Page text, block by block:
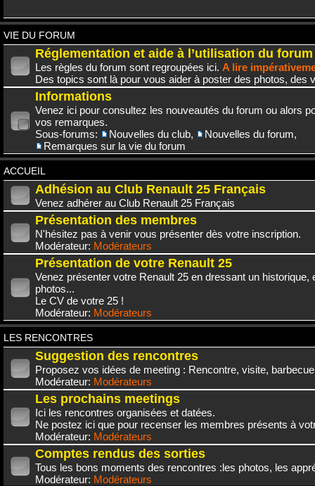
VIE DU FORUM
Réglementation et aide à l’utilisation du forum
Les règles du forum sont regroupées ici. A lire
Des topics sont là pour vous aider à poster des photos, des
Informations
Venez ici pour consultez les nouveautés du forum ou alors
vos remarques.
Sous-forums:
Nouvelles du club, Nouvelles du forum,
Remarques sur la vie du forum
ACCUEIL
Adhésion au Club Renault 25 Français
Venez adhérer au Club Renault 25 Français
Présentation des membres
N'hésitez pas à venir vous présenter dès votre inscription.
Modérateur: Modérateurs
Présentation de votre Renault 25
Venez présenter votre Renault 25 en dressant un historique,
photos...
Le CV de votre 25 !
Modérateur: Modérateurs
LES RENCONTRES
Suggestion des rencontres
Proposez vos idées de meeting : Rencontre, visite,
Modérateur: Modérateurs
Les prochains meetings
Ici les rencontres organisées et datées.
Ne postez ici que pour recenser les membres présents à
Modérateur: Modérateurs
Comptes rendus des sorties
Tous les bons moments des rencontres :les photos, les
Modérateur: Modérateurs